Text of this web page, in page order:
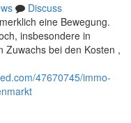
Discuss
eine Bewegung.
insbesondere in
Zuwachs bei den Kosten ,
47670745/immo-